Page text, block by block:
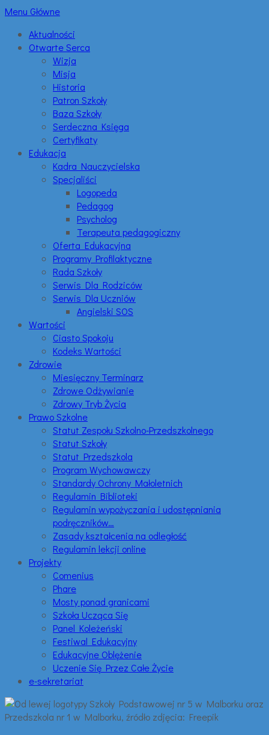
Menu Główne
Aktualności
Otwarte Serca
Wizja
Misja
Historia
Patron Szkoły
Baza Szkoły
Serdeczna Księga
Certyfikaty
Edukacja
Kadra Nauczycielska
Specjaliści
Logopeda
Pedagog
Psycholog
Terapeuta pedagogiczny
Oferta Edukacyjna
Programy Profilaktyczne
Rada Szkoły
Serwis Dla Rodziców
Serwis Dla Uczniów
Angielski SOS
Wartości
Ciasto Spokoju
Kodeks Wartości
Zdrowie
Miesięczny Terminarz
Zdrowe Odżywianie
Zdrowy Tryb Życia
Prawo Szkolne
Statut Zespołu Szkolno-Przedszkolnego
Statut Szkoły
Statut Przedszkola
Program Wychowawczy
Standardy Ochrony Małoletnich
Regulamin Biblioteki
Regulamin wypożyczania i udostępniania
podręczników…
Zasady kształcenia na odległość
Regulamin lekcji online
Projekty
Comenius
Phare
Mosty ponad granicami
Szkoła Ucząca Się
Panel Koleżeński
Festiwal Edukacyjny
Edukacyjne Oblężenie
Uczenie Się Przez Całe Życie
e-sekretariat